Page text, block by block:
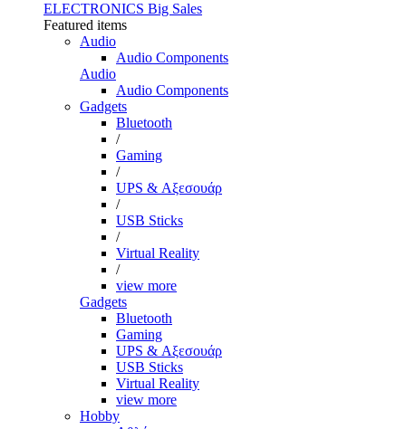
ELECTRONICS Big Sales
Featured items
Audio
Audio Components
Audio
Audio Components
Gadgets
Bluetooth
/
Gaming
/
UPS & Αξεσουάρ
/
USB Sticks
/
Virtual Reality
/
view more
Gadgets
Bluetooth
Gaming
UPS & Αξεσουάρ
USB Sticks
Virtual Reality
view more
Hobby